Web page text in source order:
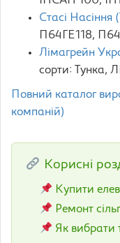
Стасі Насіння
П64ГЕ118,
Лімагрейн
сорти: Tунка,
Повний каталог
компаній)
Корисні
Купити
Ремонт
Як вибрати